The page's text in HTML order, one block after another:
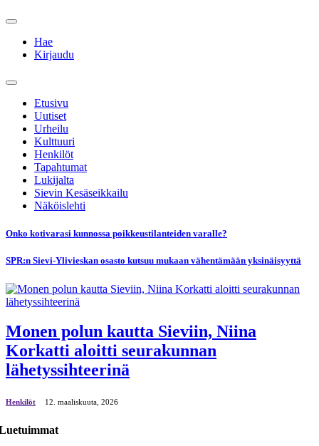
Hae
Kirjaudu
Etusivu
Uutiset
Urheilu
Kulttuuri
Henkilöt
Tapahtumat
Lukijalta
Sievin Kesäseikkailu
Näköislehti
Onko kotivarasi kunnossa poikkeustilanteiden varalle?
SPR:n Sievi-Ylivieskan osasto kutsuu mukaan vähentämään yksinäisyyttä
Monen polun kautta Sieviin, Niina
Korkatti aloitti seurakunnan
lähetyssihteerinä
Henkilöt 12. maaliskuuta, 2026